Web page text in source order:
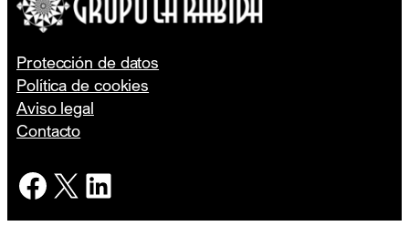
Protección de datos
Política de cookies
Aviso legal
Contacto
Facebook
X LinkedIn